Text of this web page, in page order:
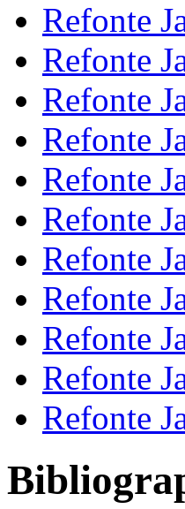
Refonte
Refonte
Refonte
Refonte
Refonte
Refonte
Refonte
Refonte
Refonte
Refonte
Refonte